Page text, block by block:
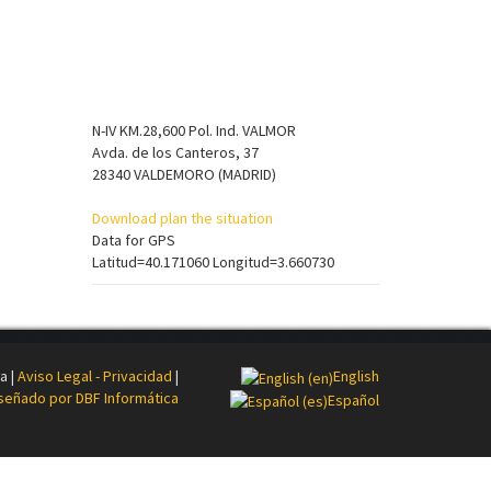
N-IV KM.28,600 Pol. Ind. VALMOR
Avda. de los Canteros, 37
28340 VALDEMORO (MADRID)
Download plan the situation
Data for GPS
Latitud=40.171060 Longitud=3.660730
| Aviso Legal - Privacidad |
English
Español
por DBF Informática